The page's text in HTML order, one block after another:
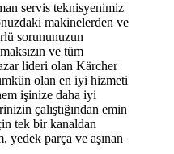
servis teknisyenimiz
makinelerden ve
sorununuzun
ve tüm
lideri olan Kärcher
olan en iyi hizmeti
işinize daha iyi
çalıştığından emin
tek bir kanaldan
yedek parça ve aşınan